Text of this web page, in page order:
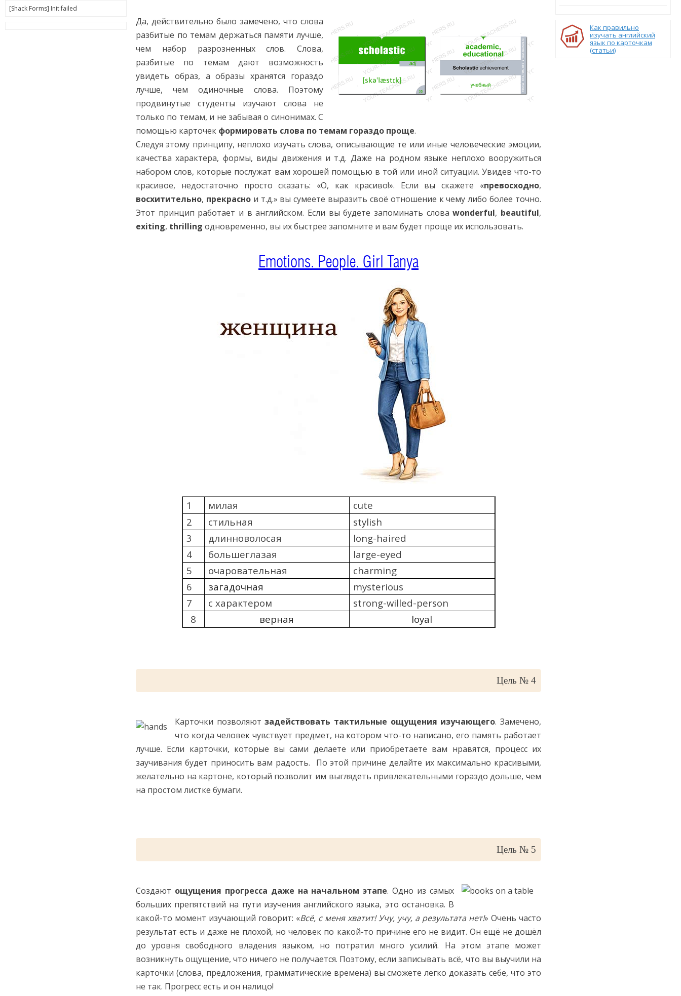
[Shack Forms] Init failed
Да, действительно было замечено, что слова
разбитые по темам держаться памяти лучше,
чем набор разрозненных слов. Слова,
разбитые по темам дают возможность
увидеть образ, а образы хранятся гораздо
лучше, чем одиночные слова. Поэтому
продвинутые студенты изучают слова не
только по темам, и не забывая о синонимах. С
помощью карточек формировать слова по темам гораздо проще.
Следуя этому принципу, неплохо изучать слова, описывающие те или иные человеческие эмоции,
качества характера, формы, виды движения и т.д. Даже на родном языке неплохо вооружиться
набором слов, которые послужат вам хорошей помощью в той или иной ситуации. Увидев что-то
красивое, недостаточно просто сказать: «О, как красиво!». Если вы скажете «превосходно,
восхитительно, прекраснои т.д.» вы сумеете выразить своё отношение к чему либо более точно.
Этот принцип работает и в английском. Если вы будете запоминать словаwonderful, beautiful,
exiting, thrilling одновременно, вы их быстрее запомните и вам будет проще их использовать.
Emotions. People. Girl Tanya
1 милая
cute
2
стильная
stylish
3
длинноволосая
long-haired
4
большеглазая
large-eyed
5
очаровательная
charming
6
загадочная
mysterious
7
c характером
strong-willed-person
8
верная loyal
Цель № 4
Карточки позволяютзадействовать тактильные ощущения изучающего. Замечено,
что когда человек чувствует предмет, на котором что-то написано, его память работает
лучше. Если карточки, которые вы сами делаете или приобретаете вам нравятся, процесс их
заучивания будет приносить вам радость. По этой причине делайте их максимально красивыми,
желательно на картоне, который позволит им выглядеть привлекательными гораздо дольше, чем
на простом листке бумаги.
Цель № 5
Создают ощущения прогресса даже на начальном этапе. Одно из самых
больших препятствий на пути изучения английского языка, это остановка. В
какой-то момент изучающий говорит: «Всё, с меня хватит! Учу, учу, а результата нет!» Очень часто
результат есть и даже не плохой, но человек по какой-то причине его не видит. Он ещё не дошёл
до уровня свободного владения языком, но потратил много усилий. На этом этапе может
возникнуть ощущение, что ничего не получается. Поэтому, если записывать всё, что вы выучили на
карточки (слова, предложения, грамматические времена) вы сможете легко доказать себе, что это
не так. Прогресс есть и он налицо!
Как правильно
изучать английский
язык по карточкам
(статьи)